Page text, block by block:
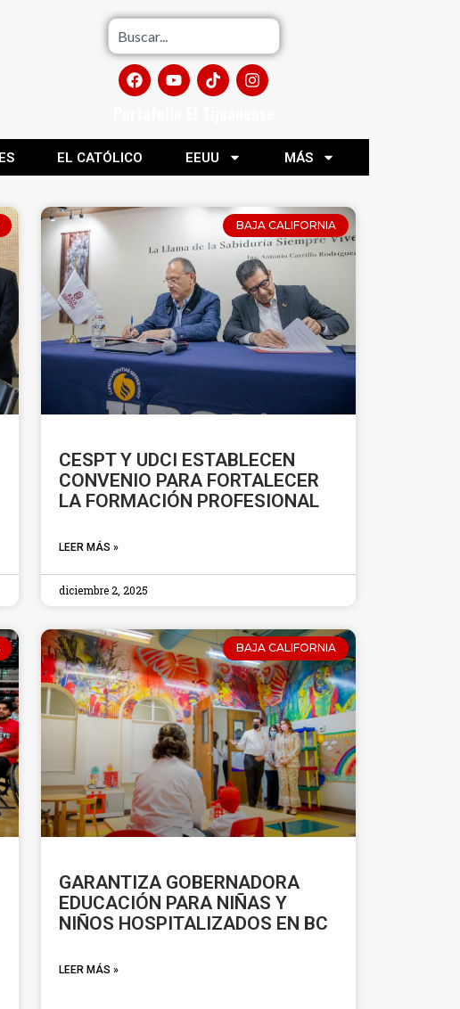
EL CATÓLICO EEUU MÁS
BAJA CALIFORNIA
CESPT Y UDCI ESTABLECEN
CONVENIO PARA FORTALECER
LA FORMACIÓN PROFESIONAL
LEER MÁS »
diciembre 2, 2025
BAJA CALIFORNIA
GARANTIZA GOBERNADORA
EDUCACIÓN PARA NIÑAS Y
NIÑOS HOSPITALIZADOS EN BC
LEER MÁS »